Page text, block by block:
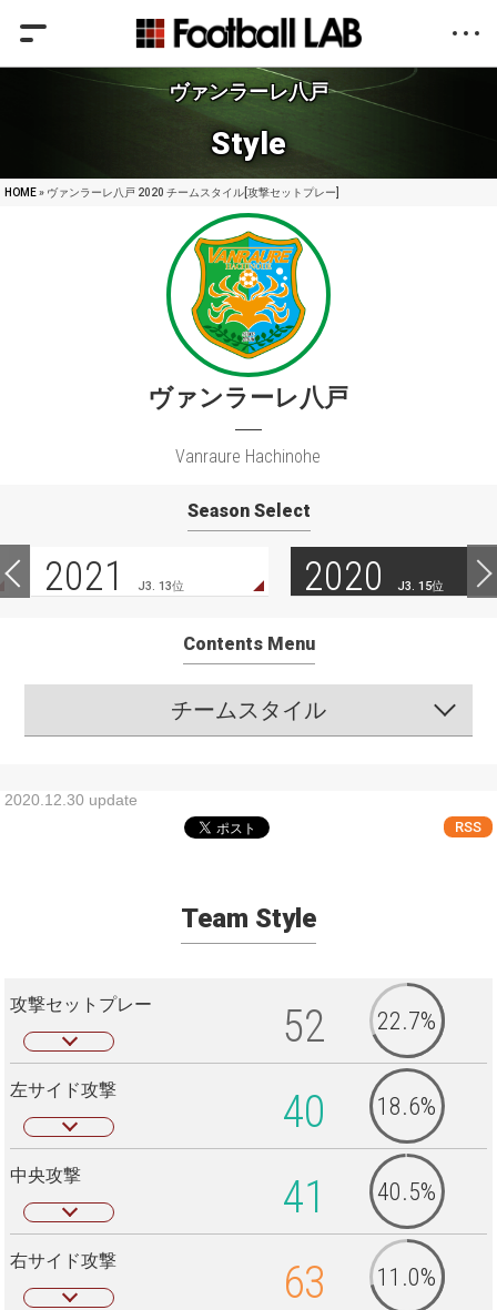
ヴァンラーレ八戸
Style
HOME» ヴァンラーレ八戸 2020 チームスタイル[攻撃セットプレー]
ヴァンラーレ八戸
Vanraure Hachinohe
Season Select
2021 J3. 13位 2020 J3. 15位
Contents Menu
チームスタイル
2020.12.30 update
RSS
Team Style
攻撃セットプレー 52 22.7%
左サイド攻撃 40 18.6%
中央攻撃 41 40.5%
右サイド攻撃 63 11.0%